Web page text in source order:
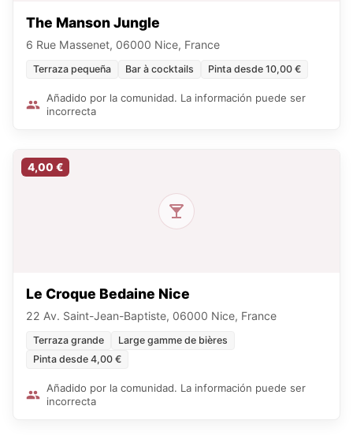
The Manson Jungle
6 Rue Massenet, 06000 Nice, France
Terraza pequeña Bar à cocktails Pinta desde 10,00 €
Añadido por la comunidad. La información puede ser
incorrecta
4,00 €
Le Croque Bedaine Nice
22 Av. Saint-Jean-Baptiste, 06000 Nice, France
Terraza grande
Large gamme de bières
Pinta desde 4,00 €
Añadido por la comunidad. La información puede ser
incorrecta